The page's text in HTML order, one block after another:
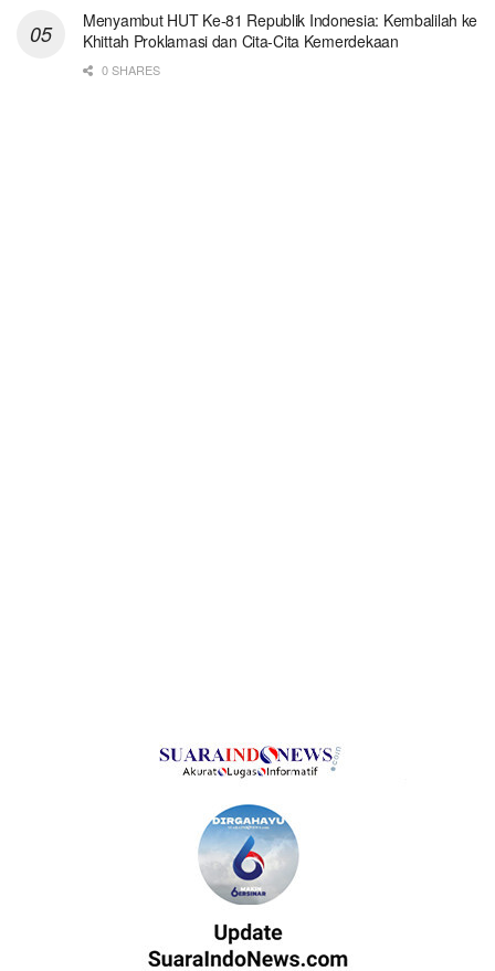
Menyambut HUT Ke-81 Republik Indonesia: Kembalilah ke
Khittah Proklamasi dan Cita-Cita Kemerdekaan
0 SHARES